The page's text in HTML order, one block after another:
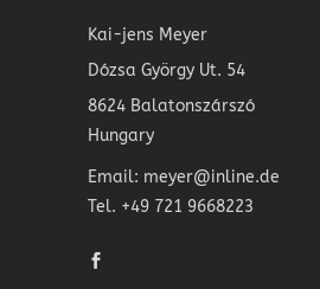
Kai-jens Meyer
Dózsa György Ut. 54
8624 Balatonszárszó
Hungary
Email: meyer@inline.de
Tel. +49 721 9668223